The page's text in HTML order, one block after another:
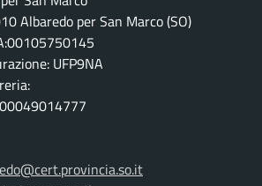
Albaredo per San Marco (SO)
UFP9NA